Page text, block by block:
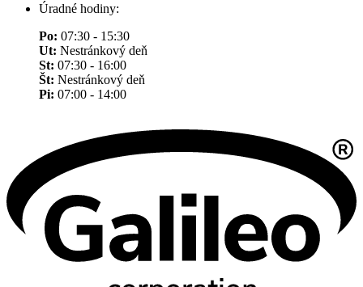
Úradné hodiny:
Po: 07:30 - 15:30
Ut: Nestránkový deň
St: 07:30 - 16:00
Št: Nestránkový deň
Pi: 07:00 - 14:00